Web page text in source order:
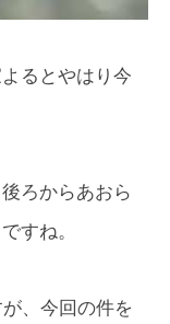
るとやはり今
ろからあおら
すね。
、今回の件を